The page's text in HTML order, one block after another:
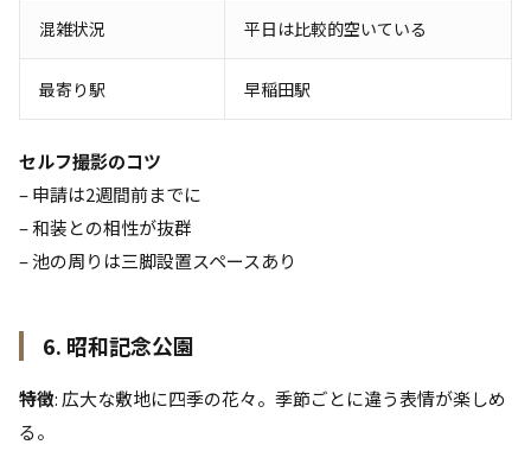
混雑状況 平日は比較的空いている
最寄り駅 早稲田駅
セルフ撮影のコツ
– 申請は2週間前までに
– 和装との相性が抜群
– 池の周りは三脚設置スペースあり
6. 昭和記念公園
特徴: 広大な敷地に四季の花々。季節ごとに違う表情が楽しめ
る。